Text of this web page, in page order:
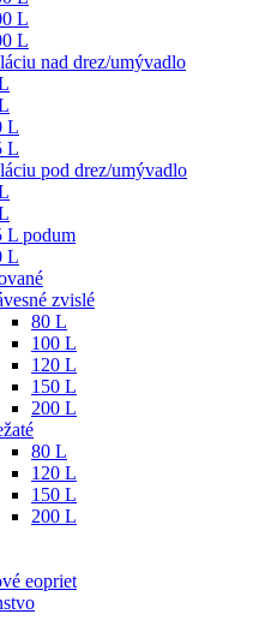
L
L
nad drez/umývadlo
L
L
pod drez/umývadlo
L podum
L
zvislé
80 L
100 L
120 L
150 L
200 L
80 L
120 L
150 L
200 L
eopriet